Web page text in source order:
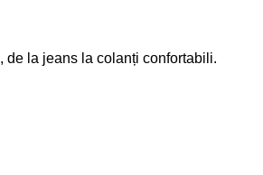
, de la jeans la colanți confortabili.